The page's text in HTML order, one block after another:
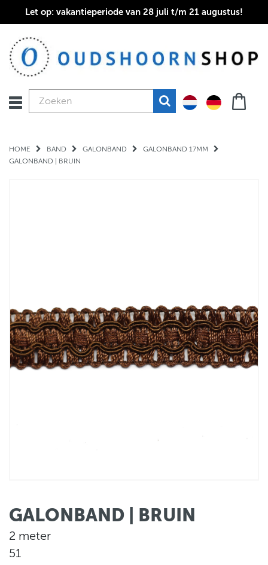
Let op: vakantieperiode van 28 juli t/m 21 augustus!
HOME BAND GALONBAND
GALONBAND 17MM
GALONBAND | BRUIN
GALONBAND | BRUIN
2 meter
51